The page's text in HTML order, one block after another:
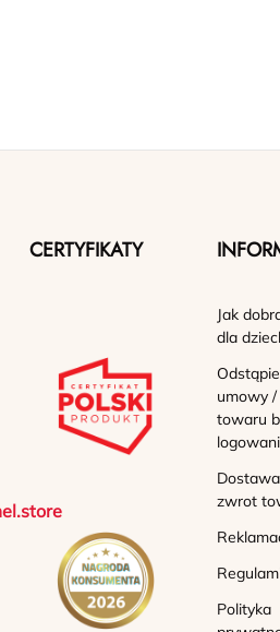
CERTYFIKATY
Jak
dla
umowy
towaru
zwrot
Polityka